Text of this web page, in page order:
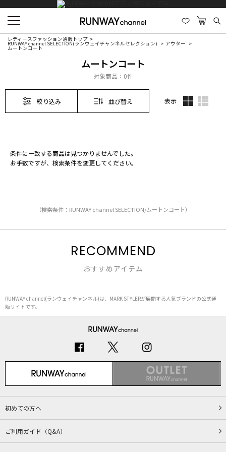
レディースファッション通販トップ
RUNWAY channel SELECTION(ランウェイチャンネルセレクション) アウター
ムートンコート
ムートンコート
対象商品： 0件
絞り込み 並び替え 表示
条件に一致する商品は見つかりませんでした。
お手数ですが、検索条件を変更してください。
（検索条件：RUNWAY channel SELECTION/ムートンコート）
RECOMMEND
おすすめアイテム
RUNWAY channel(ランウェイチャンネル)は、MARK STYLERが展開する人気ブランドの公式通
販サイトです。
初めての方へ
ご利用ガイド（Q&A）